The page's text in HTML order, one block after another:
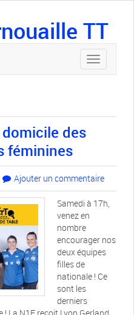
TT
Toggle
navigation
des
féminines
Ajouter un commentaire
Samedi à 17h,
venez en
nombre
encourager nos
deux équipes
filles de
nationale ! Ce
sont les
derniers